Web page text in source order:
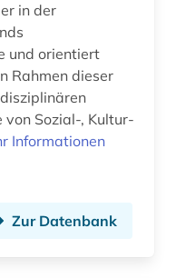
in der
und orientiert
Rahmen dieser
Sozial-, Kultur-
Informationen
Zur Datenbank